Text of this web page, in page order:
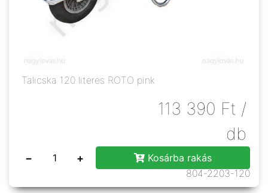
Talicska 120 literes ROTO pink
113 390 Ft /
db
− +
Kosárba rakás
804-2203-120